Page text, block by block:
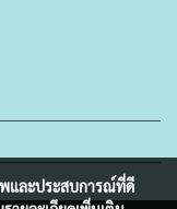
พและประสบการณ์ที่ดี